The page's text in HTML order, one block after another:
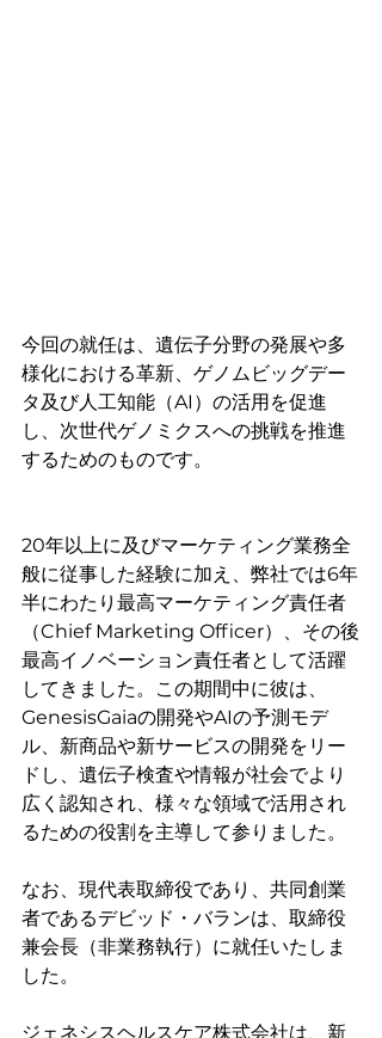
今回の就任は、遺伝子分野の発展や多
様化における革新、ゲノムビッグデー
タ及び人工知能（AI）の活用を促進
し、次世代ゲノミクスへの挑戦を推進
するためのものです。
20年以上に及びマーケティング業務全
般に従事した経験に加え、弊社では6年
半にわたり最高マーケティング責任者
（Chief Marketing Officer）、その後
最高イノベーション責任者として活躍
してきました。この期間中に彼は、
GenesisGaiaの開発やAIの予測モデ
ル、新商品や新サービスの開発をリー
ドし、遺伝子検査や情報が社会でより
広く認知され、様々な領域で活用され
るための役割を主導して参りました。
なお、現代表取締役であり、共同創業
者であるデビッド・バランは、取締役
兼会長（非業務執行）に就任いたしま
した。
ジェネシスヘルスケア株式会社は、新